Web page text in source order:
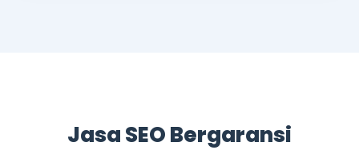
Jasa SEO Bergaransi